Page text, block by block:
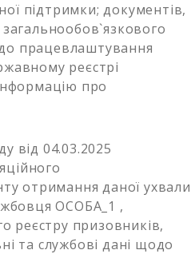
підтримки; документів,
працевлаштування
реєстрі
про
від 04.03.2025
отримання даної ухвали
ОСОБА_1 ,
реєстру призовників,
та службові дані щодо